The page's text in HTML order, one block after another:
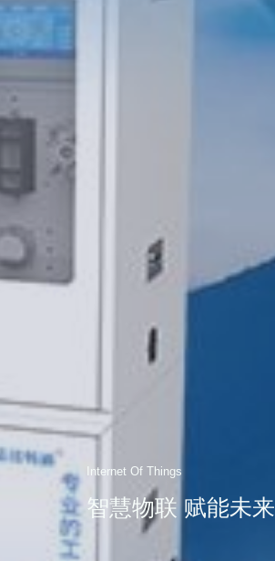
Internet Of Things
智慧物联 赋能未来